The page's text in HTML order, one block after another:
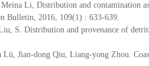
Li, Distribution and contamination
Bulletin, 2016, 109(1) : 633-639.
S. Distribution and provenance of
Jian-dong Qiu, Liang-yong Zhou.